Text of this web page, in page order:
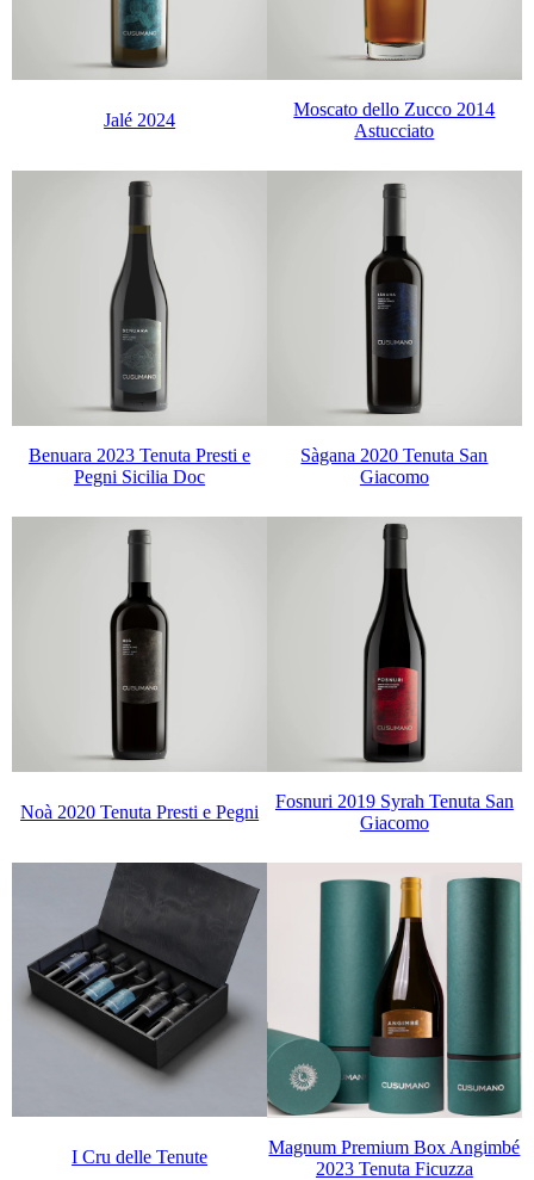
Jalé 2024
Moscato dello Zucco 2014
Astucciato
Benuara 2023 Tenuta Presti e
Pegni Sicilia Doc
Sàgana 2020 Tenuta San
Giacomo
Noà 2020 Tenuta Presti e Pegni
Fosnuri 2019 Syrah Tenuta San
Giacomo
I Cru delle Tenute
Magnum Premium Box Angimbé
2023 Tenuta Ficuzza